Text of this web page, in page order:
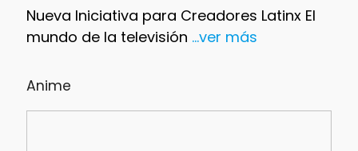
Nueva Iniciativa para Creadores Latinx El
mundo de la televisión ...ver más
Anime